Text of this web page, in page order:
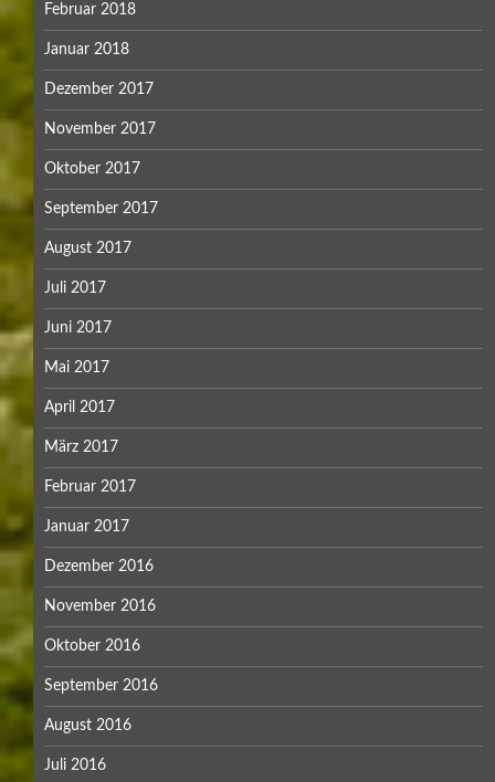
Februar 2018
Januar 2018
Dezember 2017
November 2017
Oktober 2017
September 2017
August 2017
Juli 2017
Juni 2017
Mai 2017
April 2017
März 2017
Februar 2017
Januar 2017
Dezember 2016
November 2016
Oktober 2016
September 2016
August 2016
Juli 2016